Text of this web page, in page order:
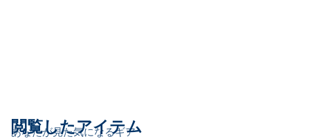
あなたが見た気になるギア
閲覧したアイテム